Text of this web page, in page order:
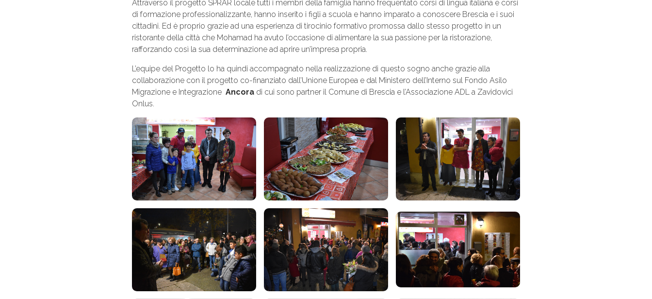
Attraverso il progetto SPRAR locale tutti i membri della famiglia hanno frequentato corsi di lingua italiana e corsi
di formazione professionalizzante, hanno inserito i figli a scuola e hanno imparato a conoscere Brescia e i suoi
cittadini. Ed è proprio grazie ad una esperienza di tirocinio formativo promossa dallo stesso progetto in un
ristorante della città che Mohamad ha avuto l’occasione di alimentare la sua passione per la ristorazione,
rafforzando così la sua determinazione ad aprire un’impresa propria.
L’equipe del Progetto lo ha quindi accompagnato nella realizzazione di questo sogno anche grazie alla
collaborazione con il progetto co-finanziato dall’Unione Europea e dal Ministero dell’Interno sul Fondo Asilo
Migrazione e Integrazione Ancora di cui sono partner il Comune di Brescia e l’Associazione ADL a Zavidovici
Onlus.